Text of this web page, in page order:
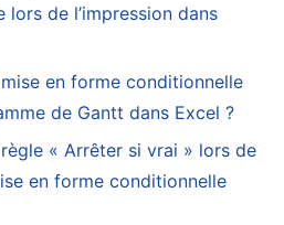
de l’impression dans
en forme conditionnelle
de Gantt dans Excel ?
« Arrêter si vrai » lors de
en forme conditionnelle